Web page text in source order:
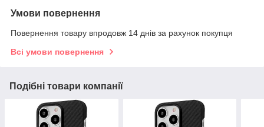
Умови повернення
Повернення товару впродовж 14 днів за рахунок покупця
Всі умови повернення
Подібні товари компанії